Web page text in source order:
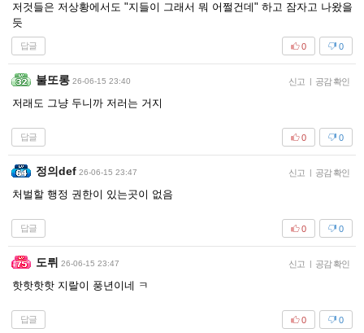
저것들은 저상황에서도 "지들이 그래서 뭐 어쩔건데" 하고 잠자고 나왔을
듯
답글 0
0
불또롱 26-06-15 23:40 신고 | 공감 확인
저래도 그냥 두니까 저러는 거지
답글 0
0
정의def 26-06-15 23:47 신고 | 공감 확인
처벌할 행정 권한이 있는곳이 없음
답글 0
0
도뤼 26-06-15 23:47 신고 | 공감 확인
핫핫핫핫 지랄이 풍년이네 ㅋ
답글 0
0